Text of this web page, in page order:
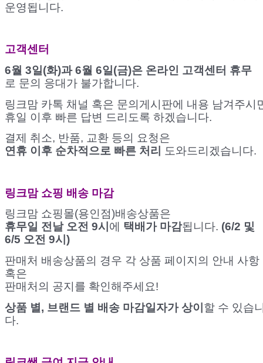
운영됩니다.
고객센터
6월 3일(화)과 6월 6일(금)은 온라인 고객센터 휴무
로 문의 응대가 불가합니다.
링크맘 카톡 채널 혹은 문의게시판에 내용 남겨주시
휴일 이후 빠른 답변 드리도록 하겠습니다.
결제 취소, 반품, 교환 등의 요청은
연휴 이후 순차적으로 빠른 처리 도와드리겠습니다.
링크맘 쇼핑 배송 마감
링크맘 쇼핑몰(용인점)배송상품은
휴무일 전날 오전 9시 에 택배가 마감됩니다. (6/2 및
6/5 오전 9시)
판매처 배송상품의 경우 각 상품 페이지의 안내 사항
혹은
판매처의 공지를 확인해주세요!
상품 별, 브랜드 별 배송 마감일자가 상이 할 수 있습
다.